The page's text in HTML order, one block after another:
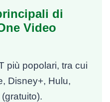
di
Video
più popolari, tra cui
Disney+, Hulu,